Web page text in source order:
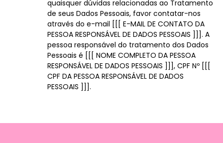
quaisquer dúvidas relacionadas ao Tratamento
de seus Dados Pessoais, favor contatar-nos
através do e-mail [[[ E-MAIL DE CONTATO DA
PESSOA RESPONSÁVEL DE DADOS PESSOAIS ]]]. A
pessoa responsável do tratamento dos Dados
Pessoais é [[[ NOME COMPLETO DA PESSOA
RESPONSÁVEL DE DADOS PESSOAIS ]]], CPF Nº [[[
CPF DA PESSOA RESPONSÁVEL DE DADOS
PESSOAIS ]]].